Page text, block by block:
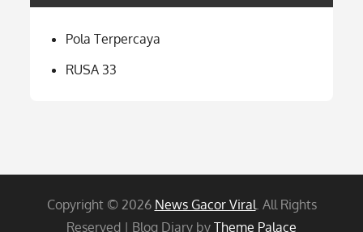
Pola Terpercaya
RUSA 33
Copyright © 2026 News Gacor Viral. All Rights
Reserved | Blog Diary by Theme Palace